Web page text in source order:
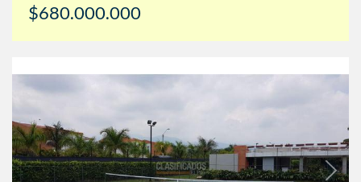
$680.000.000